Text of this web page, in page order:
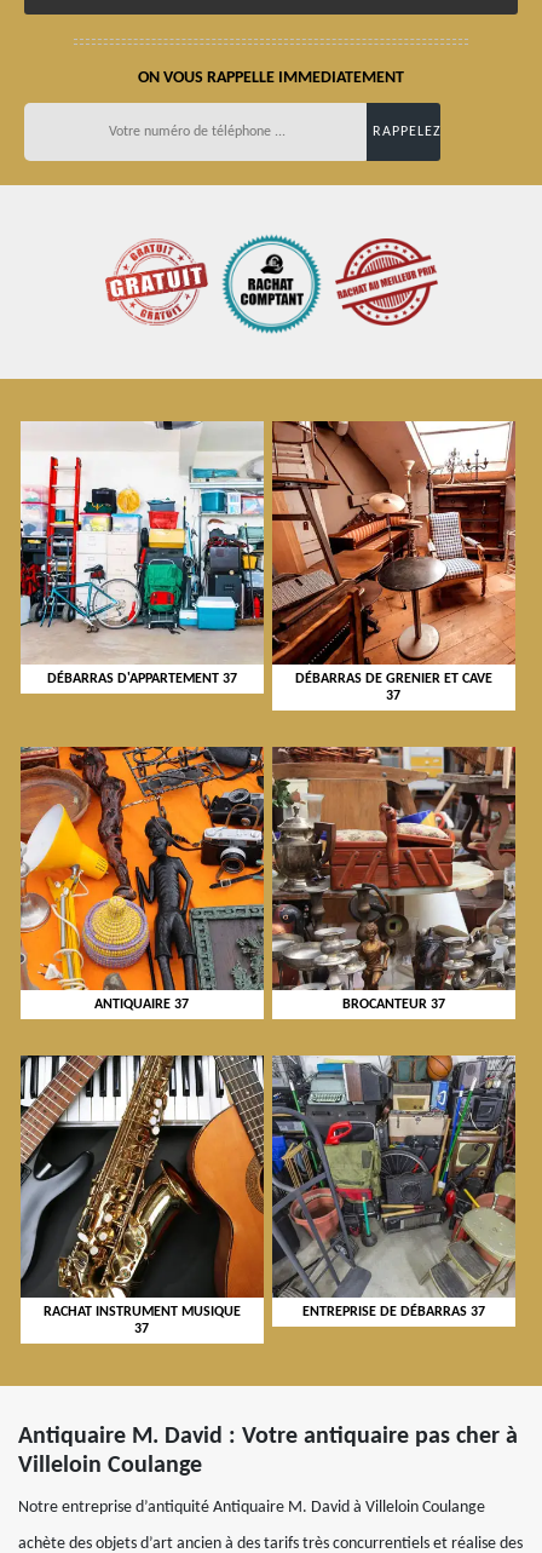
ON VOUS RAPPELLE IMMEDIATEMENT
DÉBARRAS D'APPARTEMENT 37
DÉBARRAS DE GRENIER ET CAVE
37
ANTIQUAIRE 37 BROCANTEUR 37
RACHAT INSTRUMENT MUSIQUE
37
ENTREPRISE DE DÉBARRAS 37
Antiquaire M. David : Votre antiquaire pas cher à
Villeloin Coulange
Notre entreprise d’antiquité Antiquaire M. David à Villeloin Coulange
achète des objets d’art ancien à des tarifs très concurrentiels et réalise des